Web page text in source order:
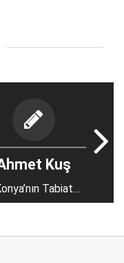
Kuş
Tabiat
Zenginlikleri